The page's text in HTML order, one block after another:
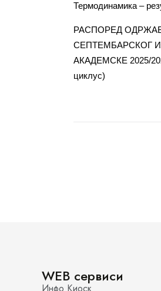
Термодинамика –
РАСПОРЕД
СЕПТЕМБАРСКОГ
АКАДЕМСКЕ 2025/
циклус)
WEB сервиси